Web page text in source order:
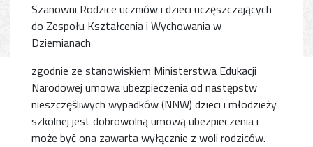
Szanowni Rodzice uczniów i dzieci uczęszczających
do Zespołu Kształcenia i Wychowania w
Dziemianach
zgodnie ze stanowiskiem Ministerstwa Edukacji
Narodowej umowa ubezpieczenia od następstw
nieszczęśliwych wypadków (NNW) dzieci i młodzieży
szkolnej jest dobrowolną umową ubezpieczenia i
może być ona zawarta wyłącznie z woli rodziców.